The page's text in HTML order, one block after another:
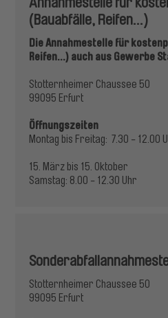
(Bauabfälle, Reifen...)
Die Annahmestelle für
Reifen...) auch aus Gewerbe
Stotternheimer Chaussee 50
99095 Erfurt
Öffnungszeiten
Montag bis Freitag: 7.30 - 12.00
15. März bis 15. Oktober
Samstag: 8.00 - 12.30 Uhr
Stotternheimer Chaussee 50
99095 Erfurt